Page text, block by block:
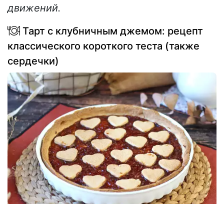
движений.
Тарт с клубничным джемом: рецепт
классического короткого теста (также
сердечки)